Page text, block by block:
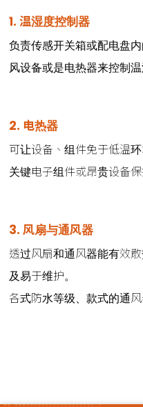
1. 温湿度控制器
负责传感开关箱或配电盘
风设备或是电热器来控制温
2. 电热器
可让设备、组件免于低温
关键电子组件或昂贵设备
3. 风扇与通风器
透过风扇和通风器能有效
及易于维护。
各式防水等级、款式的通风